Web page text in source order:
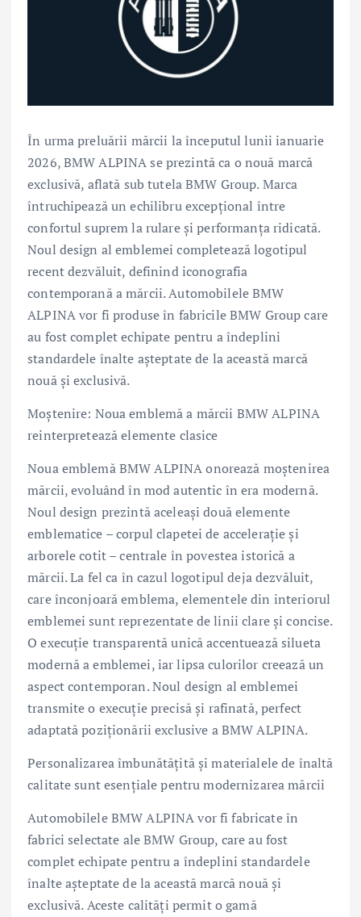
În urma preluării mărcii la începutul lunii ianuarie
2026, BMW ALPINA se prezintă ca o nouă marcă
exclusivă, aflată sub tutela BMW Group. Marca
întruchipează un echilibru excepțional între
confortul suprem la rulare și performanța ridicată.
Noul design al emblemei completează logotipul
recent dezvăluit, definind iconografia
contemporană a mărcii. Automobilele BMW
ALPINA vor fi produse în fabricile BMW Group care
au fost complet echipate pentru a îndeplini
standardele înalte așteptate de la această marcă
nouă și exclusivă.
Moștenire: Noua emblemă a mărcii BMW ALPINA
reinterpretează elemente clasice
Noua emblemă BMW ALPINA onorează moștenirea
mărcii, evoluând în mod autentic în era modernă.
Noul design prezintă aceleași două elemente
emblematice – corpul clapetei de accelerație și
arborele cotit – centrale în povestea istorică a
mărcii. La fel ca în cazul logotipul deja dezvăluit,
care înconjoară emblema, elementele din interiorul
emblemei sunt reprezentate de linii clare și concise.
O execuție transparentă unică accentuează silueta
modernă a emblemei, iar lipsa culorilor creează un
aspect contemporan. Noul design al emblemei
transmite o execuție precisă și rafinată, perfect
adaptată poziționării exclusive a BMW ALPINA.
Personalizarea îmbunătățită și materialele de înaltă
calitate sunt esențiale pentru modernizarea mărcii
Automobilele BMW ALPINA vor fi fabricate în
fabrici selectate ale BMW Group, care au fost
complet echipate pentru a îndeplini standardele
înalte așteptate de la această marcă nouă și
exclusivă. Aceste calități permit o gamă